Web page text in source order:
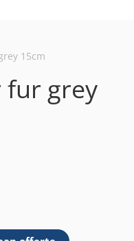
15cm
fur grey